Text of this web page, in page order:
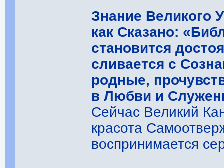
Знание Великого
как Сказано:
становится
сливается с
родные,
в Любви и
Сейчас Великий
красота
воспринимается